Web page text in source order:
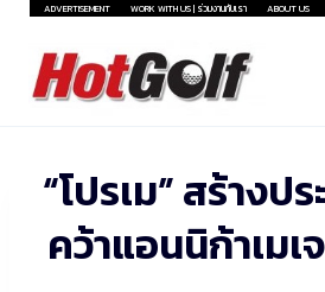
Skip
content
ADVERTISEMENT WORK WITH US | ร่วมงานกับเรา ABOUT US
“โปรเม” สร้างป
คว้าแอนนิก้าเมเ